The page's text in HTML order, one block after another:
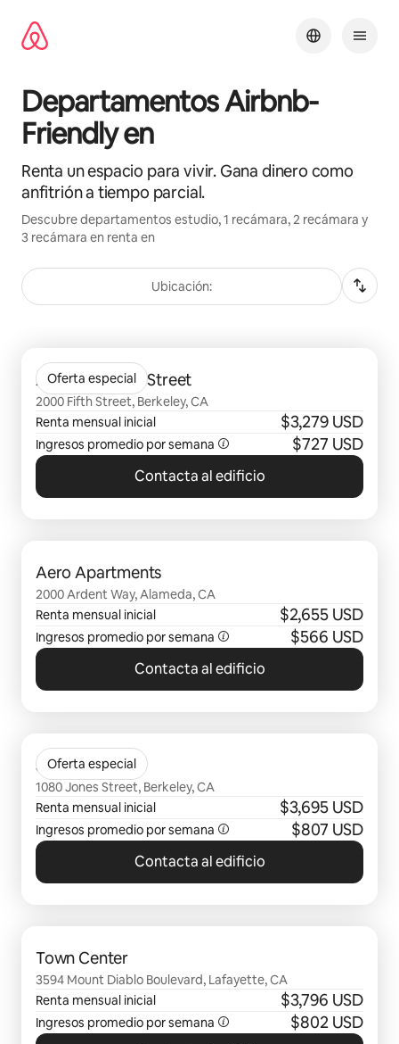
contenido
Departamentos Airbnb-
Friendly en
Renta un espacio para vivir. Gana dinero como
anfitrión a tiempo parcial.
Descubre departamentos estudio, 1 recámara, 2 recámara y
3 recámara en renta en
Ubicación:
Oferta especial
Aquatic Fourth Street
2000 Fifth Street, Berkeley, CA
Renta mensual inicial
$3,279 USD
Ingresos promedio por semana $727 USD
Contacta al edificio
Aero Apartments
2000 Ardent Way, Alameda, CA
Renta mensual inicial
$2,655 USD
Ingresos promedio por semana $566 USD
Contacta al edificio
Oferta especial
Jones Berkeley
1080 Jones Street, Berkeley, CA
Renta mensual inicial
$3,695 USD
Ingresos promedio por semana $807 USD
Contacta al edificio
Town Center
3594 Mount Diablo Boulevard, Lafayette, CA
Renta mensual inicial
$3,796 USD
Ingresos promedio por semana $802 USD